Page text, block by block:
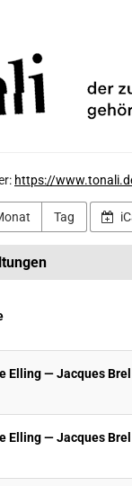
https://
Tag
Elling — Jacques Brel
Elling — Jacques Brel